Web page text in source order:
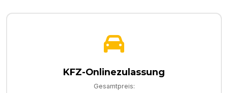
KFZ-Onlinezulassung
Gesamtpreis: